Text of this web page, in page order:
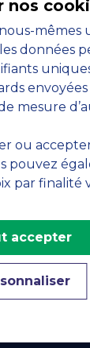
nos
mêmes
données
mesure
ou
pouvez
par finalité
accepter